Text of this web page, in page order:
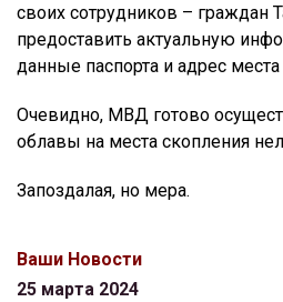
своих сотрудников – граждан
предоставить актуальную
данные паспорта и адрес
Очевидно, МВД готово
облавы на места скопления
Запоздалая, но мера.
Ваши Новости
25 марта 2024